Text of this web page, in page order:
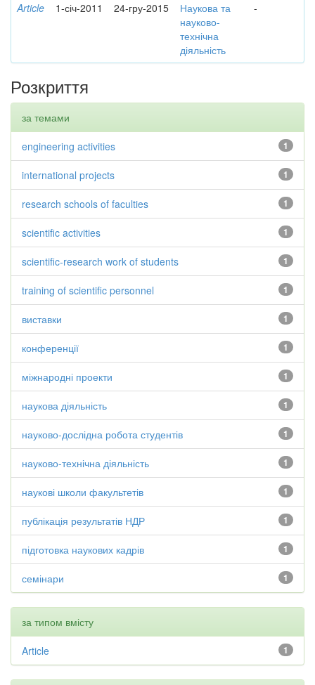
Article 1-січ-2011 24-гру-2015
Наукова та
науково-
технічна
діяльність
-
Розкриття
за темами
1
engineering activities
1
international projects
1
research schools of faculties
1
scientific activities
1
scientific-research work of students
1
training of scientific personnel
1
виставки
1
конференції
1
міжнародні проекти
1
наукова діяльність
1
науково-дослідна робота студентів
1
науково-технічна діяльність
1
наукові школи факультетів
1
публікація результатів НДР
1
підготовка наукових кадрів
1
семінари
за типом вмісту
1
Article